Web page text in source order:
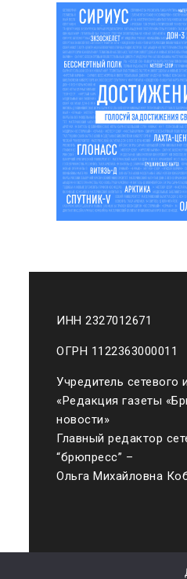
ИНН 2327012671
ОГРН 1122363000011
Учредитель сетевого
«Редакция газеты
новости»
Главный редактор
“брюпресс” –
Ольга Михайловна